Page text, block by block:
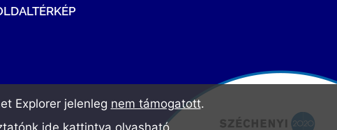
Explorer jelenleg nem támogatott.
ide kattintva olvasható